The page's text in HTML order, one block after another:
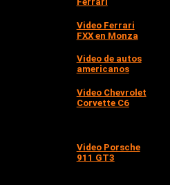
Video Ferrari
FXX en Monza
Video de autos
americanos
Video Chevrolet
Corvette C6
Video Porsche
911 GT3